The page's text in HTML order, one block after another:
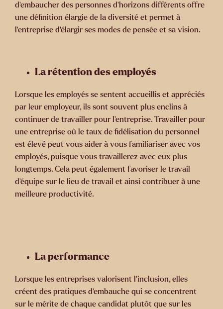
d’embaucher des personnes d’horizons différents offre
une définition élargie de la diversité et permet à
l’entreprise d’élargir ses modes de pensée et sa vision.
La rétention des employés
Lorsque les employés se sentent accueillis et appréciés
par leur employeur, ils sont souvent plus enclins à
continuer de travailler pour l’entreprise. Travailler pour
une entreprise où le taux de fidélisation du personnel
est élevé peut vous aider à vous familiariser avec vos
employés, puisque vous travaillerez avec eux plus
longtemps. Cela peut également favoriser le travail
d’équipe sur le lieu de travail et ainsi contribuer à une
meilleure productivité.
La performance
Lorsque les entreprises valorisent l’inclusion, elles
créent des pratiques d’embauche qui se concentrent
sur le mérite de chaque candidat plutôt que sur les